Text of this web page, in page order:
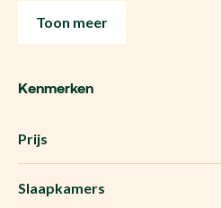
Toon meer
Kenmerken
Prijs
Slaapkamers